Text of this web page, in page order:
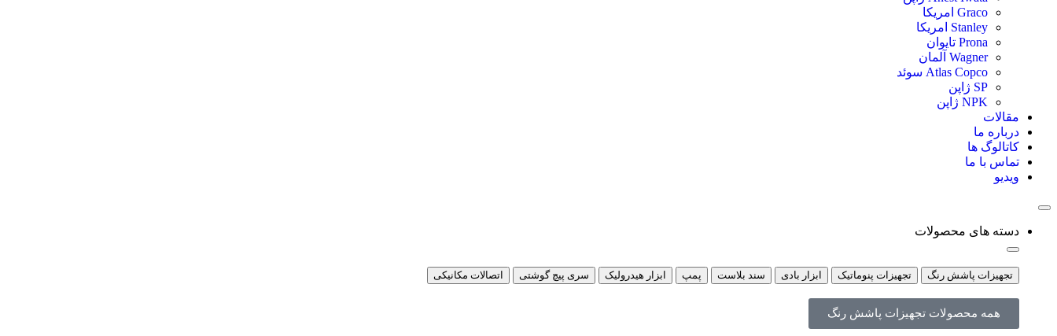
Graco امریکا
Stanley امریکا
Prona تایوان
Wagner آلمان
Atlas Copco سوئد
SP ژاپن
NPK ژاپن
مقالات
درباره ما
کاتالوگ ها
تماس با ما
ویدیو
دسته های محصولات
تجهیزات پاشش رنگ تجهیزات پنوماتیک ابزار بادی سند بلاست پمپ ابزار هیدرولیک سری پیچ گوشتی اتصالات مکانیکی
همه محصولات تجهیزات پاشش رنگ